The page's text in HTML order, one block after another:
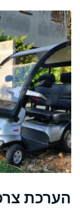
הערכת